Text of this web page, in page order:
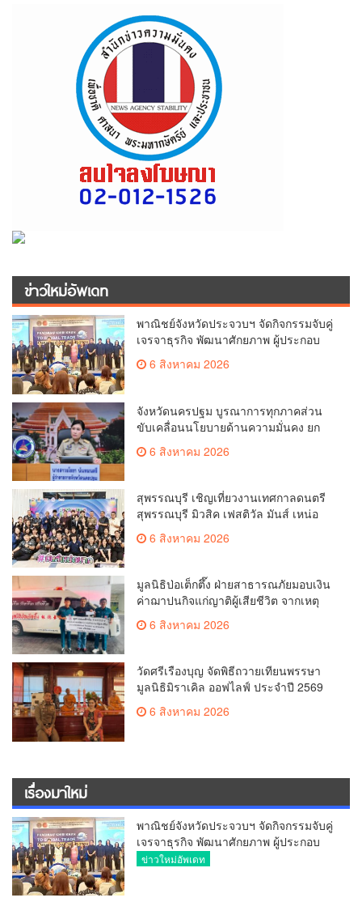
ข่าวใหม่อัพเดท
พาณิชย์จังหวัดประจวบฯ จัดกิจกรรมจับคู่
เจรจาธุรกิจ พัฒนาศักยภาพ ผู้ประกอบ
การ ขยายช่องทางการค้า สู่การค้า
ระหว่างประเทศ
6 สิงหาคม 2026
จังหวัดนครปฐม บูรณาการทุกภาคส่วน
ขับเคลื่อนนโยบายด้านความมั่นคง ยก
เทคโนโลยี
6 สิงหาคม 2026
สุพรรณบุรี เชิญเที่ยวงานเทศกาลดนตรี
สุพรรณบุรี มิวสิค เฟสติวัล มันส์ เหน่อ
6 สิงหาคม 2026
มูลนิธิป่อเต็กตึ๊ง ฝ่ายสาธารณภัยมอบเงิน
ค่าฌาปนกิจแก่ญาติผู้เสียชีวิต จากเหตุ
เพลิงไหม้ โรงเบียร์ ณ ลาดพร้าว จำนวน
20,000 บาท
6 สิงหาคม 2026
วัดศรีเรืองบุญ จัดพิธีถวายเทียนพรรษา
มูลนิธิมิราเคิล ออฟไลฟ์ ประจำปี 2569
พล.ต.ต.ศิริวัฒน์ ดีพอ ให้เกียรติเป็น
ประธาน
6 สิงหาคม 2026
เรื่องมาใหม่
พาณิชย์จังหวัดประจวบฯ จัดกิจกรรมจับคู่
เจรจาธุรกิจ พัฒนาศักยภาพ ผู้ประกอบ
การ ขยายช่องทางการค้า สู่การค้า
ข่าวใหม่อัพเดท